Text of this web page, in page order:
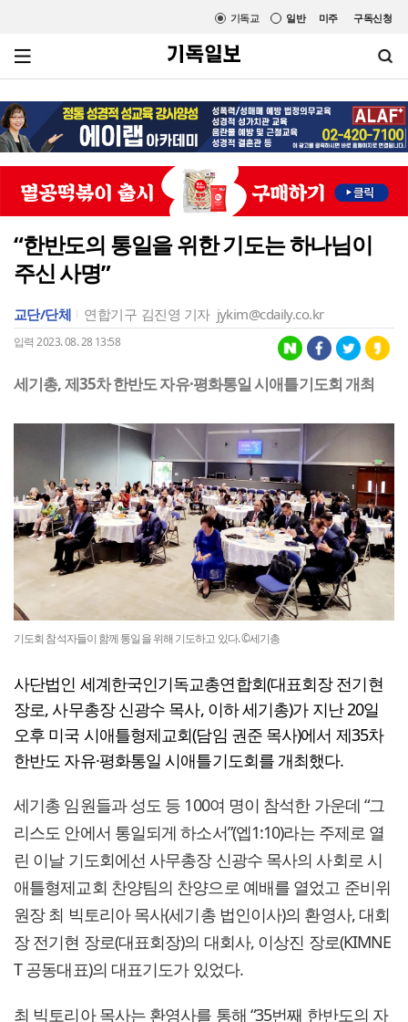
미주 구독신청
일반
기독교
“한반도의 통일을 위한 기도는 하나님이
주신 사명”
교단/단체 연합기구 김진영 기자 jykim@cdaily.co.kr
입력 2023. 08. 28 13:58
세기총, 제35차 한반도 자유·평화통일 시애틀기도회 개최
기도회 참석자들이 함께 통일을 위해 기도하고 있다. ©세기총
사단법인 세계한국인기독교총연합회(대표회장 전기현
장로, 사무총장 신광수 목사, 이하 세기총)가 지난 20일
오후 미국 시애틀형제교회(담임 권준 목사)에서 제35차
한반도 자유·평화통일 시애틀기도회를 개최했다.
세기총 임원들과 성도 등 100여 명이 참석한 가운데 “그
리스도 안에서 통일되게 하소서”(엡1:10)라는 주제로 열
린 이날 기도회에선 사무총장 신광수 목사의 사회로 시
애틀형제교회 찬양팀의 찬양으로 예배를 열었고 준비위
원장 최 빅토리아 목사(세기총 법인이사)의 환영사, 대회
장 전기현 장로(대표회장)의 대회사, 이상진 장로(KIMNE
T 공동대표)의 대표기도가 있었다.
최 빅토리아 목사는 환영사를 통해 “35번째 한반도의 자